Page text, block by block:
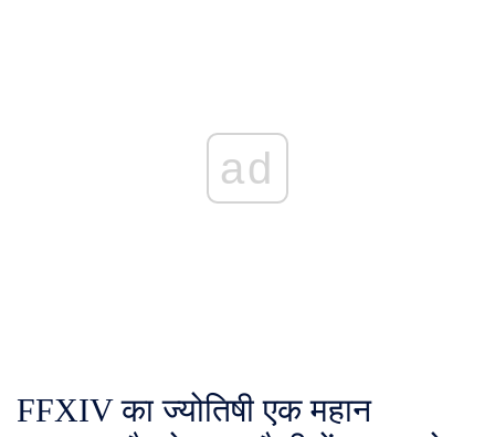
ad
FFXIV का ज्योतिषी एक महान